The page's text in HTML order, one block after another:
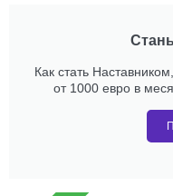
Как стать
от 1000 евро в